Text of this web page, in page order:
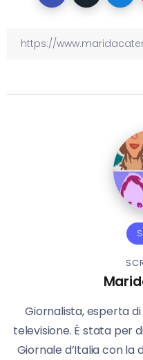
Giornalista, esperta
televisione. È stata per
Giornale d’Italia con la